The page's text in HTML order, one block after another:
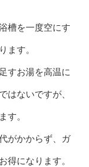
槽を一度空にす
ます。
すお湯を高温に
はないですが、
す。
がかからず、ガ
得になります。